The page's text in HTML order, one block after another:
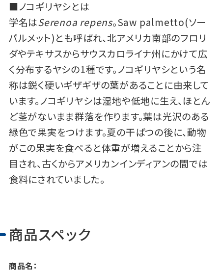
■ノコギリヤシとは
学名はSerenoa repens。Saw palmetto(ソー
パルメット)とも呼ばれ、北アメリカ南部のフロリ
ダやテキサスからサウスカロライナ州にかけて広
く分布するヤシの1種です。ノコギリヤシという名
称は鋭く硬いギザギザの葉があることに由来して
います。ノコギリヤシは湿地や低地に生え、ほとん
ど茎がないまま群落を作ります。葉は光沢のある
緑色で果実をつけます。夏の干ばつの後に、動物
がこの果実を食べると体重が増えることから注
目され、古くからアメリカンインディアンの間では
食料にされていました。
商品スペック
商品名：